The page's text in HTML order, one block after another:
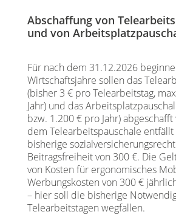
Abschaffung von
und von
Für nach dem 31.12.2026
Wirtschaftsjahre sollen das
(bisher 3 € pro Telearbeitstag,
Jahr) und das
bzw. 1.200 € pro Jahr)
dem Telearbeitspauschale
bisherige
Beitragsfreiheit von 300 €. Die
von Kosten für ergonomisches
Werbungskosten von 300 €
– hier soll die bisherige
Telearbeitstagen wegfallen.